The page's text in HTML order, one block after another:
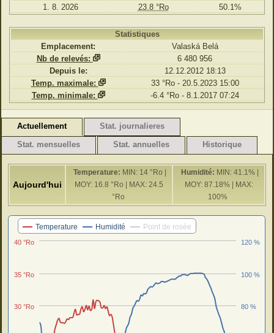
Statistiques
Emplacement:
Valaská Belá
Nb de relevés:
6 480 956
Depuis le:
12.12.2012 18:13
Temp. maximale:
33 °Ro - 20.5.2023 15:00
Temp. minimale:
-6.4 °Ro - 8.1.2017 07:24
1. 8. 2026
23.8 °Ro 50.1%
Actuellement
Stat. journalieres
Stat. mensuelles
Stat. annuelles Historique
Aujourd'hui
Temperature: MIN: 14 °Ro |
MOY: 16.8 °Ro | MAX: 24.5
°Ro
Humidité: MIN: 41.1% |
MOY: 87.18% | MAX:
100%
Dernieres 24 H
Temperature Humidité Point de rosée
30 °Ro
35 °Ro
40 °Ro
80 %
100 %
120 %